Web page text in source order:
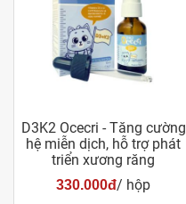
D3K2 Ocecri - Tăng cường
hệ miễn dịch, hỗ trợ phát
triển xương răng
330.000đ/ hộp